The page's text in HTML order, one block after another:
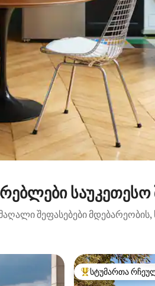
საუკეთესო
შეფასებები მდებარეობის,
სტუმართა რჩეული
სტუმართა